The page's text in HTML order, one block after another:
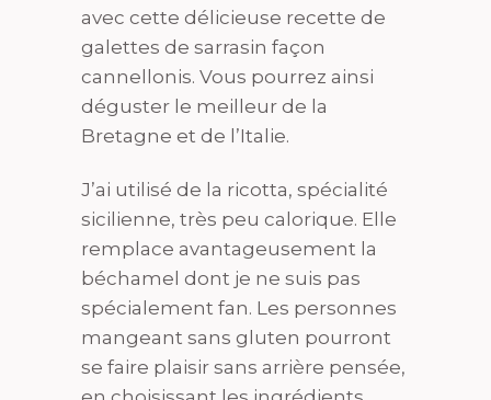
avec cette délicieuse recette de
galettes de sarrasin façon
cannellonis. Vous pourrez ainsi
déguster le meilleur de la
Bretagne et de l’Italie.
J’ai utilisé de la ricotta, spécialité
sicilienne, très peu calorique. Elle
remplace avantageusement la
béchamel dont je ne suis pas
spécialement fan. Les personnes
mangeant sans gluten pourront
se faire plaisir sans arrière pensée,